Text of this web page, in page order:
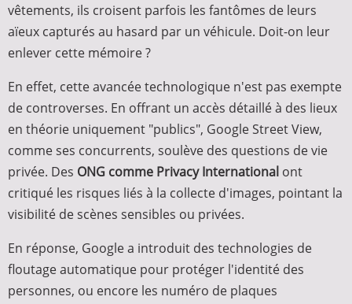
vêtements, ils croisent parfois les fantômes de leurs
aïeux capturés au hasard par un véhicule. Doit-on leur
enlever cette mémoire ?
En effet, cette avancée technologique n'est pas exempte
de controverses. En offrant un accès détaillé à des lieux
en théorie uniquement "publics", Google Street View,
comme ses concurrents, soulève des questions de vie
privée. Des ONG comme Privacy International ont
critiqué les risques liés à la collecte d'images, pointant la
visibilité de scènes sensibles ou privées.
En réponse, Google a introduit des technologies de
floutage automatique pour protéger l'identité des
personnes, ou encore les numéro de plaques